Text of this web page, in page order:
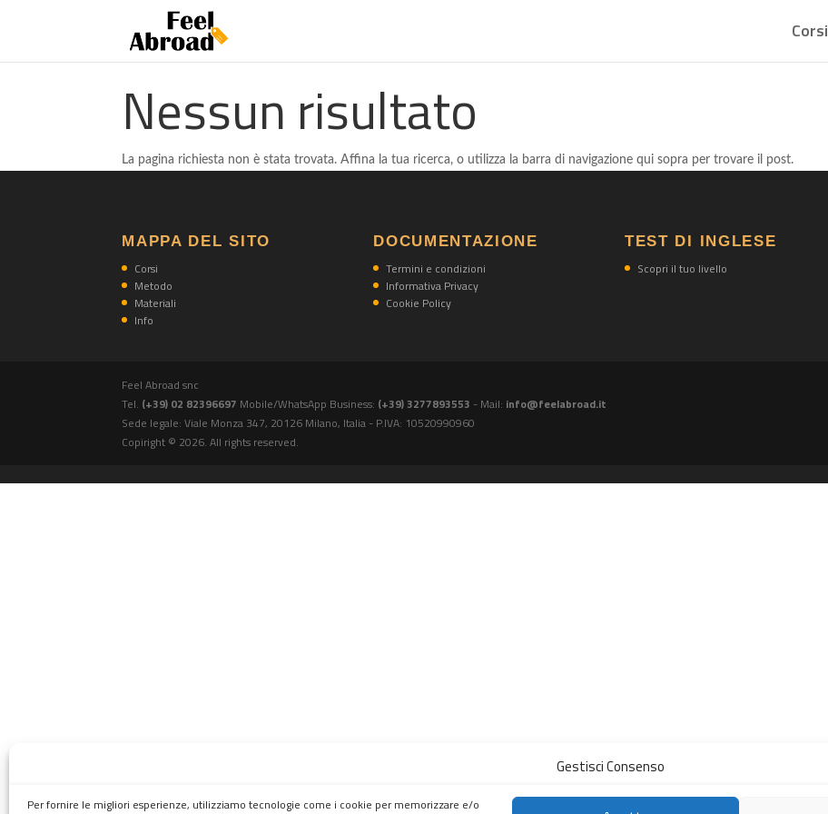
Gestisci Consenso
Per fornire le migliori esperienze, utilizziamo tecnologie come i cookie per memorizzare e/o
Corsi
Nessun risultato
La pagina richiesta non è stata trovata. Affina la tua ricerca, o utilizza la barra di navigazione qui sopra per trovare il post.
MAPPA DEL SITO
Corsi
Metodo
Materiali
Info
DOCUMENTAZIONE
Termini e condizioni
Informativa Privacy
Cookie Policy
TEST DI INGLESE
Scopri il tuo livello
Feel Abroad snc
Tel. (+39) 02 82396697 Mobile/WhatsApp Business: (+39) 3277893553 - Mail: info@feelabroad.it
Sede legale: Viale Monza 347, 20126 Milano, Italia - P.IVA: 10520990960
Copiright © 2026. All rights reserved.